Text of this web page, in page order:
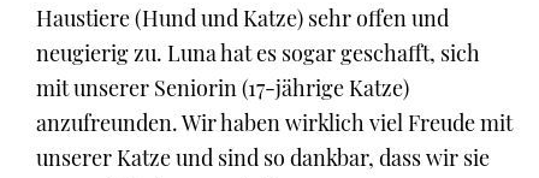
Haustiere (Hund und Katze) sehr offen und
neugierig zu. Luna hat es sogar geschafft, sich
mit unserer Seniorin (17-jährige Katze)
anzufreunden. Wir haben wirklich viel Freude mit
unserer Katze und sind so dankbar, dass wir sie